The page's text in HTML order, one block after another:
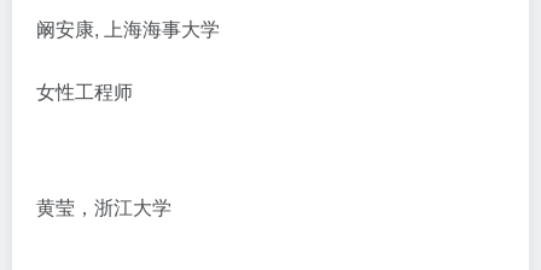
阚安康, 上海海事大学
女性工程师
黄莹，浙江大学